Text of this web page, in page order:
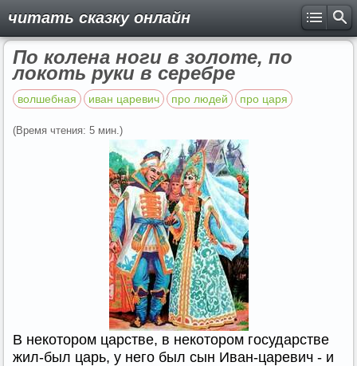
читать сказку онлайн
По колена ноги в золоте, по
локоть руки в серебре
волшебная иван царевич про людей про царя
(Время чтения: 5 мин.)
В некотором царстве, в некотором государстве
жил-был царь, у него был сын Иван-царевич - и